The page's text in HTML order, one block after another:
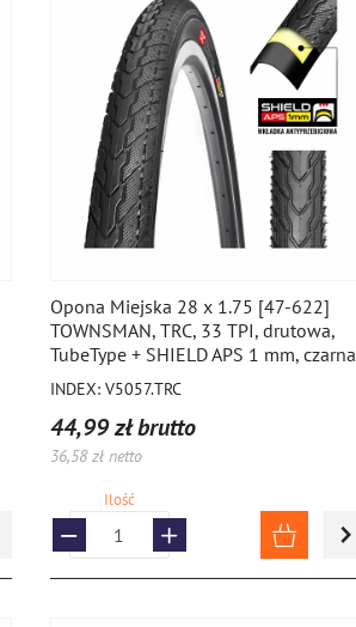
Opona Miejska 28 x 1.75 [47-622]
TOWNSMAN, TRC, 33 TPI, drutowa,
TubeType + SHIELD APS 1 mm, czarna
INDEX: V5057.TRC
44,99 zł brutto
36,58 zł netto
Ilość